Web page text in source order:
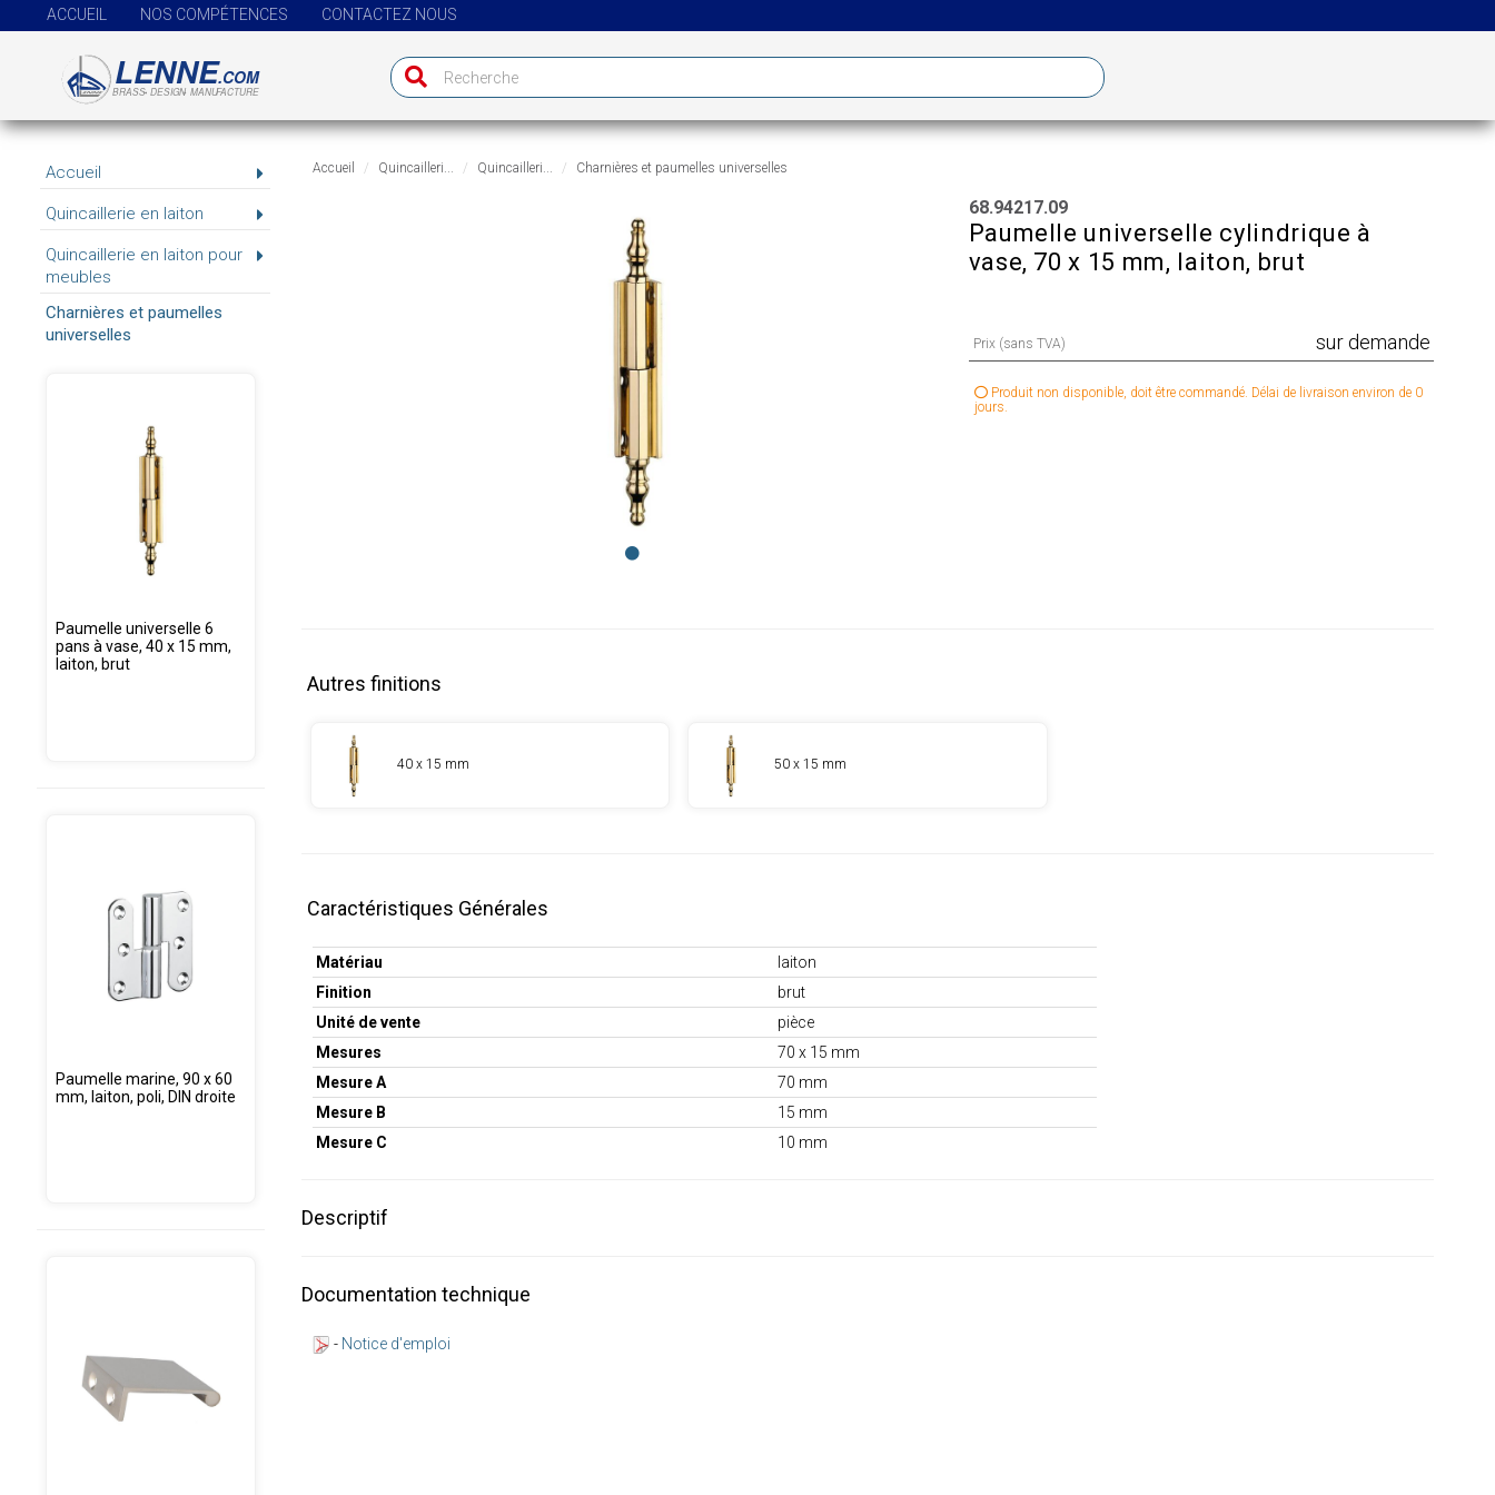
ACCUEIL NOS COMPÉTENCES CONTACTEZ NOUS
Accueil
Quincaillerie en laiton
Quincaillerie en laiton pour
meubles
Charnières et paumelles
universelles
Paumelle universelle 6
pans à vase, 40 x 15 mm,
laiton, brut
Paumelle marine, 90 x 60
mm, laiton, poli, DIN droite
Accueil Quincailleri... Quincailleri... Charnières et paumelles universelles
68.94217.09
Paumelle universelle cylindrique à
vase, 70 x 15 mm, laiton, brut
Prix (sans TVA) sur demande
Produit non disponible, doit être commandé. Délai de livraison environ de 0
jours.
Autres finitions
40 x 15 mm 50 x 15 mm
Caractéristiques Générales
Matériau
laiton
Finition
brut
Unité de vente
pièce
Mesures
70 x 15 mm
Mesure A
70 mm
Mesure B
15 mm
Mesure C
10 mm
Descriptif
Documentation technique
- Notice d'emploi